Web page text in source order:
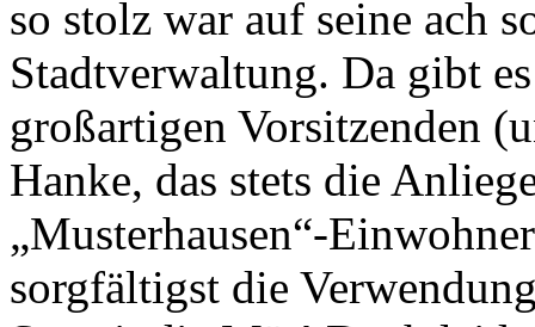
so stolz war auf seine ach
Stadtverwaltung. Da gibt
großartigen Vorsitzenden
Hanke, das stets die
„Musterhausen“-
sorgfältigst die